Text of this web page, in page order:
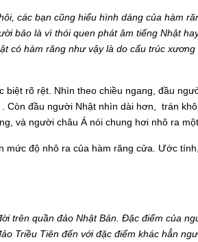
các bạn cũng hiểu hình dáng của hàm
bảo là vì thói quen phát âm tiếng Nhật
có hàm răng như vậy là do cấu trúc
rõ rệt. Nhìn theo chiều ngang, đầu
Còn đầu người Nhật nhìn dài hơn, trán
và người châu Á nói chung hơi nhô ra một
độ nhô ra của hàm răng cửa. Ước
trên quần đảo Nhật Bản. Đặc điểm của
Triều Tiên đến với đặc điểm khác hẳn